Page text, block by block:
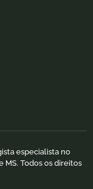
especialista no
MS. Todos os direitos